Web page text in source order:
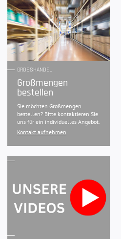
GROSSHANDEL
Großmengen
bestellen
Sie möchten Großmengen
bestellen? Bitte kontaktieren Sie
uns für ein individuelles Angebot.
Kontakt aufnehmen